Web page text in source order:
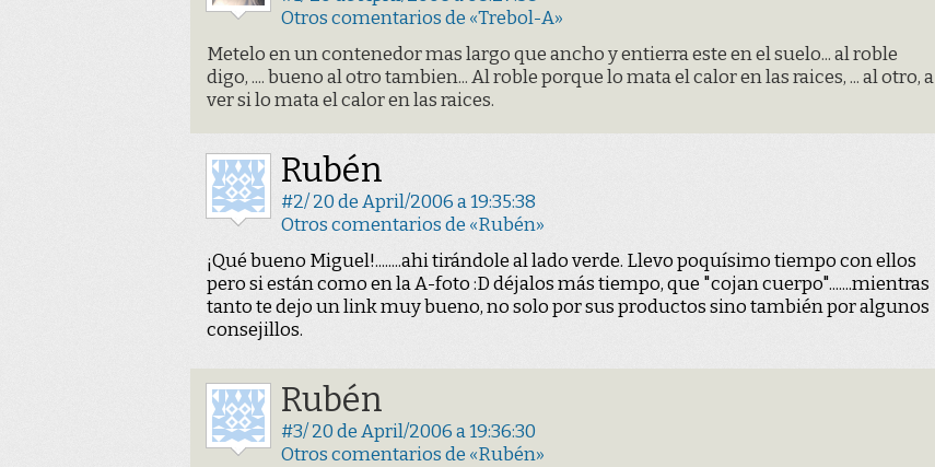
Otros comentarios de «Trebol-A»
Metelo en un contenedor mas largo que ancho y entierra este en el suelo... al roble
digo, .... bueno al otro tambien... Al roble porque lo mata el calor en las raices, ... al otro, a
ver si lo mata el calor en las raices.
Rubén
#2/ 20 de April/2006 a 19:35:38
Otros comentarios de «Rubén»
¡Qué bueno Miguel!........ahi tirándole al lado verde. Llevo poquísimo tiempo con ellos
pero si están como en la A-foto :D déjalos más tiempo, que "cojan cuerpo".......mientras
tanto te dejo un link muy bueno, no solo por sus productos sino también por algunos
consejillos.
Rubén
#3/ 20 de April/2006 a 19:36:30
Otros comentarios de «Rubén»